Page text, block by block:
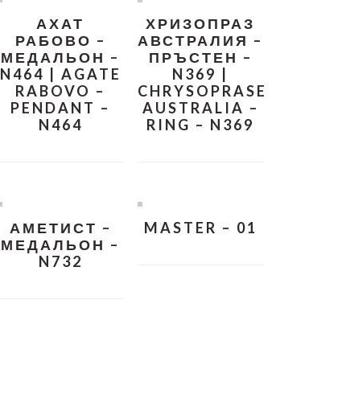
АХАТ
РАБОВО –
МЕДАЛЬОН –
N464 | AGATE
RABOVO –
PENDANT –
N464
ХРИЗОПРАЗ
АВСТРАЛИЯ –
ПРЪСТЕН –
N369 |
CHRYSOPRASE
AUSTRALIA –
RING – N369
АМЕТИСТ –
МЕДАЛЬОН –
N732
MASTER – 01